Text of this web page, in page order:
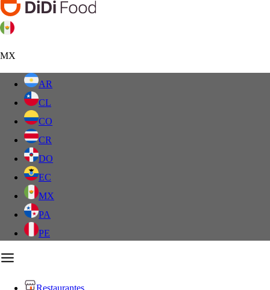
MX
AR
CL
CO
CR
DO
EC
MX
PA
PE
Restaurantes